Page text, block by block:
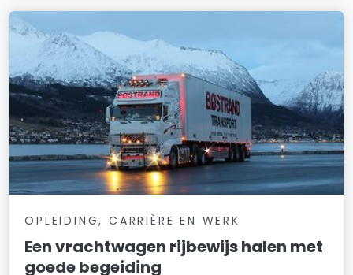
OPLEIDING, CARRIÈRE EN WERK
Een vrachtwagen rijbewijs halen met
goede begeiding